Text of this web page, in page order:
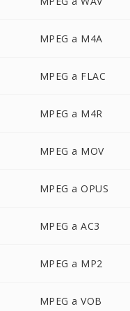
MPEG a M4A
MPEG a FLAC
MPEG a M4R
MPEG a MOV
MPEG a OPUS
MPEG a AC3
MPEG a MP2
MPEG a VOB